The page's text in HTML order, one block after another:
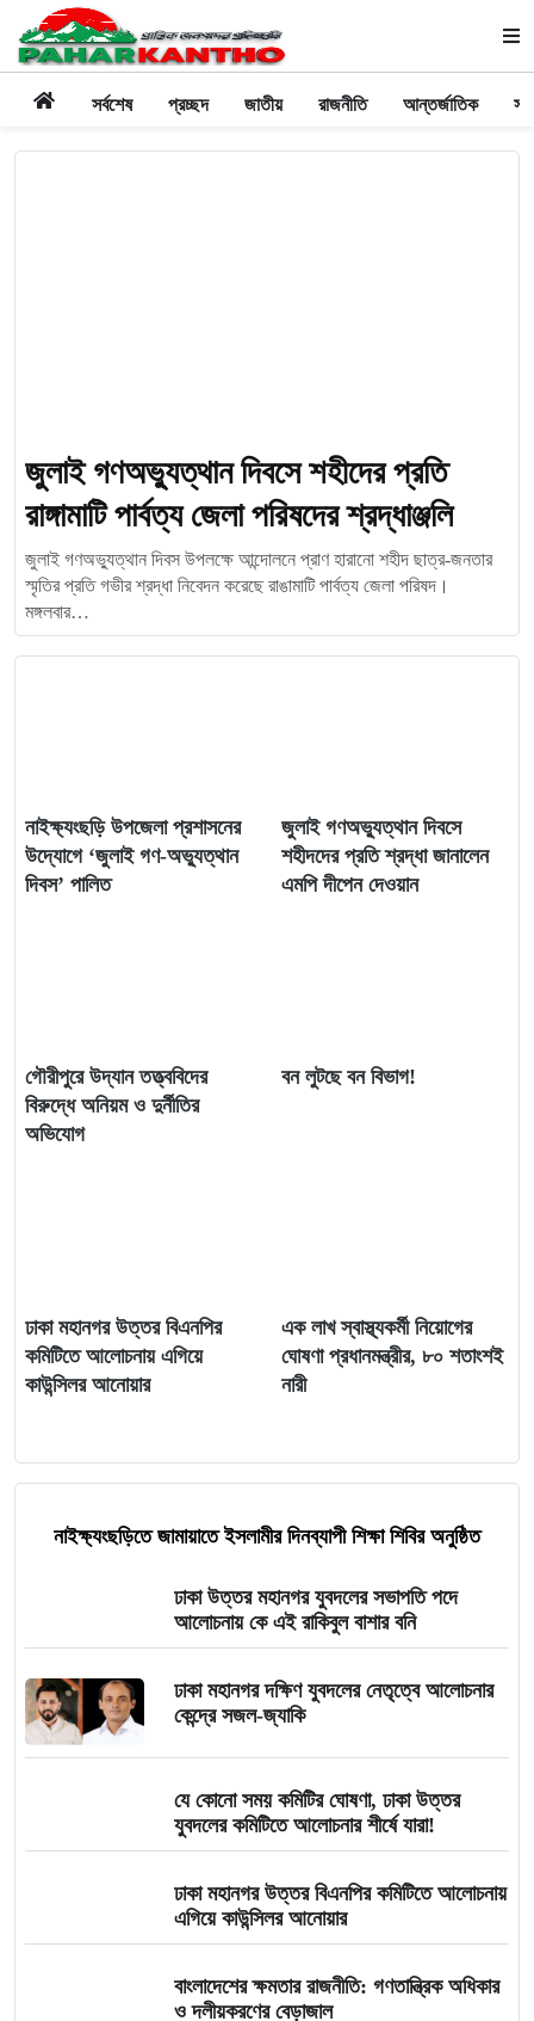
সর্বশেষ প্রচ্ছদ জাতীয় রাজনীতি আন্তর্জাতিক
জুলাই গণঅভ্যুত্থান দিবসে শহীদের প্রতি
রাঙ্গামাটি পার্বত্য জেলা পরিষদের শ্রদ্ধাঞ্জলি
জুলাই গণঅভ্যুত্থান দিবস উপলক্ষে আন্দোলনে প্রাণ হারানো শহীদ ছাত্র-জনতার
স্মৃতির প্রতি গভীর শ্রদ্ধা নিবেদন করেছে রাঙামাটি পার্বত্য জেলা পরিষদ।
মঙ্গলবার…
নাইক্ষ্যংছড়ি উপজেলা প্রশাসনের
উদ্যোগে ‘জুলাই গণ-অভ্যুত্থান
দিবস’ পালিত
জুলাই গণঅভ্যুত্থান দিবসে
শহীদদের প্রতি শ্রদ্ধা জানালেন
এমপি দীপেন দেওয়ান
গৌরীপুরে উদ্যান তত্ত্ববিদের
বিরুদ্ধে অনিয়ম ও দুর্নীতির
অভিযোগ
বন লুটছে বন বিভাগ!
ঢাকা মহানগর উত্তর বিএনপির
কমিটিতে আলোচনায় এগিয়ে
কাউন্সিলর আনোয়ার
এক লাখ স্বাস্থ্যকর্মী নিয়োগের
ঘোষণা প্রধানমন্ত্রীর, ৮০ শতাংশই
নারী
নাইক্ষ্যংছড়িতে জামায়াতে ইসলামীর দিনব্যাপী শিক্ষা শিবির অনুষ্ঠিত
ঢাকা উত্তর মহানগর যুবদলের সভাপতি পদে
আলোচনায় কে এই রাকিবুল বাশার বনি
ঢাকা মহানগর দক্ষিণ যুবদলের নেতৃত্বে আলোচনার
কেন্দ্রে সজল-জ্যাকি
যে কোনো সময় কমিটির ঘোষণা, ঢাকা উত্তর
যুবদলের কমিটিতে আলোচনার শীর্ষে যারা!
ঢাকা মহানগর উত্তর বিএনপির কমিটিতে আলোচনায়
এগিয়ে কাউন্সিলর আনোয়ার
বাংলাদেশের ক্ষমতার রাজনীতি: গণতান্ত্রিক অধিকার
ও দলীয়করণের বেড়াজাল